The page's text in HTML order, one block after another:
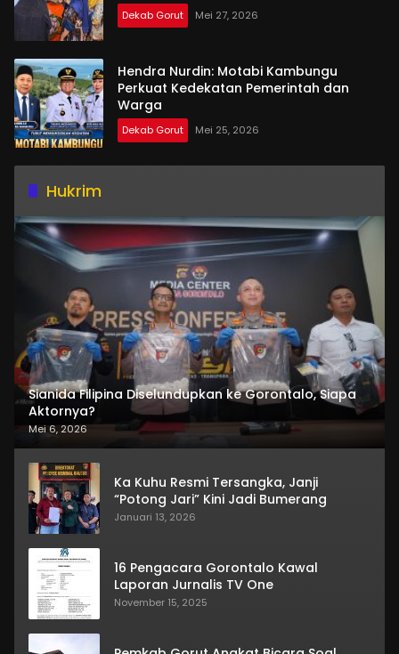
Dekab Gorut Mei 27, 2026
Hendra Nurdin: Motabi Kambungu
Perkuat Kedekatan Pemerintah dan
Warga
Dekab Gorut Mei 25, 2026
Hukrim
Sianida Filipina Diselundupkan ke Gorontalo, Siapa
Aktornya?
Mei 6, 2026
Ka Kuhu Resmi Tersangka, Janji
“Potong Jari” Kini Jadi Bumerang
Januari 13, 2026
16 Pengacara Gorontalo Kawal
Laporan Jurnalis TV One
November 15, 2025